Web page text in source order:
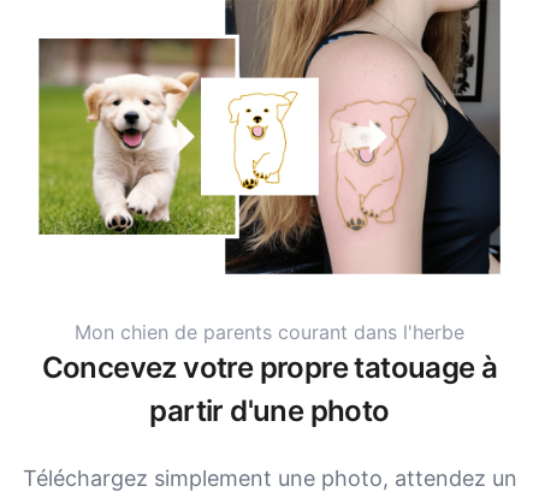
Mon chien de parents courant dans l'herbe
Concevez votre propre tatouage à
partir d'une photo
Téléchargez simplement une photo, attendez un